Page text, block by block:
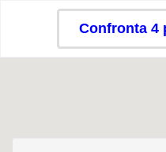
Confronta 4